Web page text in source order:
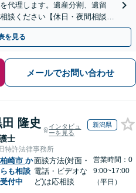
代理します。遺産分割、遺留
談ください【休日・夜間相談
】【弁護士歴10年以上】
を見る
メールでお問い合わせ
隆史
士
インタビュ
ーを見る
新潟県
特許法律事務所
柏崎市 か
らも相談
受付中
面談方法(対面・
電話・ビデオな
ど)は応相談
営業時間：0
9:00~17:00
（平日）